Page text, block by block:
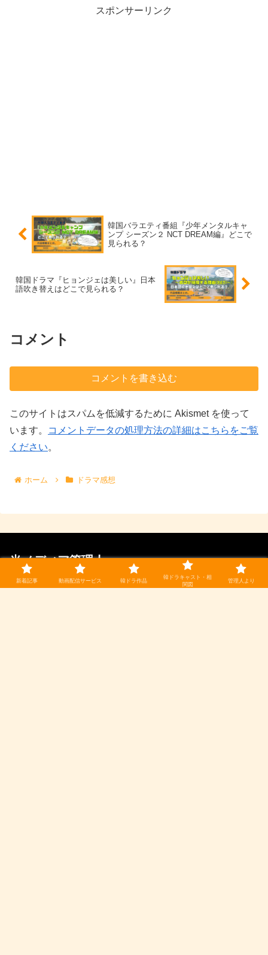
スポンサーリンク
韓国バラエティ番組『少年メンタルキャ
ンプ シーズン２ NCT DREAM編』どこで
見られる？
韓国ドラマ『ヒョンジェは美しい』日本
語吹き替えはどこで見られる？
コメント
コメントを書き込む
このサイトはスパムを低減するために Akismet を使って
います。
コメントデータの処理方法の詳細はこちらをご覧
ください。
ホーム ドラマ感想
当メディア管理人
新着記事 動画配信サービス 韓ドラ作品
韓ドラキャスト・相
関図
管理人より